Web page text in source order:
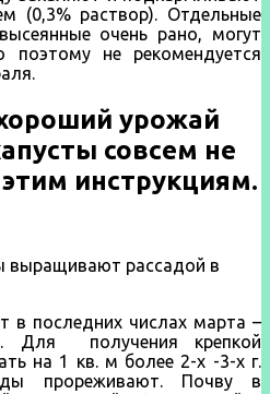
(0,3% раствор). Отдельные
очень рано, могут
поэтому не рекомендуется
урожай
совсем не
инструкциям.
выращивают рассадой в
последних числах марта –
Для получения крепкой
на 1 кв. м более 2-х -3-х г.
прореживают. Почву в